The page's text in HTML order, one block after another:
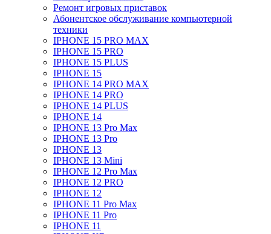
Ремонт игровых приставок
Абонентское обслуживание компьютерной
техники
IPHONE 15 PRO MAX
IPHONE 15 PRO
IPHONE 15 PLUS
IPHONE 15
IPHONE 14 PRO MAX
IPHONE 14 PRO
IPHONE 14 PLUS
IPHONE 14
IPHONE 13 Pro Max
IPHONE 13 Pro
IPHONE 13
IPHONE 13 Mini
IPHONE 12 Pro Max
IPHONE 12 PRO
IPHONE 12
IPHONE 11 Pro Max
IPHONE 11 Pro
IPHONE 11